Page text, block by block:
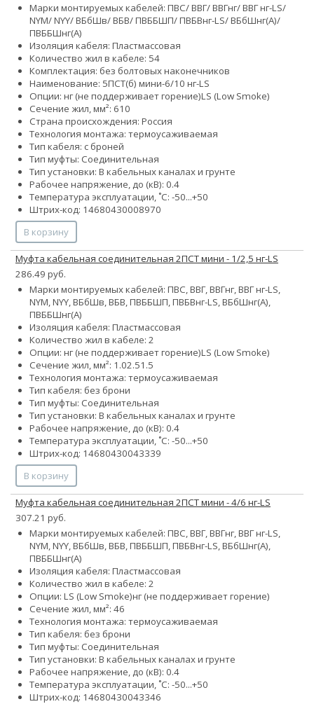
Марки монтируемых кабелей: ПВС/ ВВГ/ ВВГнг/ ВВГ нг-LS/
NYM/ NYY/ ВБбШв/ ВБВ/ ПВББШП/ ПВБВнг-LS/ ВБбШнг(А)/
ПВББШнг(А)
Изоляция кабеля: Пластмассовая
Количество жил в кабеле: 54
Комплектация: без болтовых наконечников
Наименование: 5ПСТ(б) мини-6/10 нг-LS
Опции: нг (не поддерживает горение)LS (Low Smoke)
Сечение жил, мм²: 610
Страна происхождения: Россия
Технология монтажа: термоусаживаемая
Тип кабеля: с броней
Тип муфты: Соединительная
Тип установки: В кабельных каналах и грунте
Рабочее напряжение, до (кВ): 0.4
Температура эксплуатации, ˚С: -50...+50
Штрих-код: 14680430008970
В корзину
Муфта кабельная соединительная 2ПСТ мини - 1/2,5 нг-LS
286.49 руб.
Марки монтируемых кабелей: ПВС, ВВГ, ВВГнг, ВВГ нг-LS,
NYM, NYY, ВБбШв, ВБВ, ПВББШП, ПВБВнг-LS, ВБбШнг(А),
ПВББШнг(А)
Изоляция кабеля: Пластмассовая
Количество жил в кабеле: 2
Опции: нг (не поддерживает горение)LS (Low Smoke)
Сечение жил, мм²: 1.02.51.5
Технология монтажа: термоусаживаемая
Тип кабеля: без брони
Тип муфты: Соединительная
Тип установки: В кабельных каналах и грунте
Рабочее напряжение, до (кВ): 0.4
Температура эксплуатации, ˚С: -50...+50
Штрих-код: 14680430043339
В корзину
Муфта кабельная соединительная 2ПСТ мини - 4/6 нг-LS
307.21 руб.
Марки монтируемых кабелей: ПВС, ВВГ, ВВГнг, ВВГ нг-LS,
NYM, NYY, ВБбШв, ВБВ, ПВББШП, ПВБВнг-LS, ВБбШнг(А),
ПВББШнг(А)
Изоляция кабеля: Пластмассовая
Количество жил в кабеле: 2
Опции: LS (Low Smoke)нг (не поддерживает горение)
Сечение жил, мм²: 46
Технология монтажа: термоусаживаемая
Тип кабеля: без брони
Тип муфты: Соединительная
Тип установки: В кабельных каналах и грунте
Рабочее напряжение, до (кВ): 0.4
Температура эксплуатации, ˚С: -50...+50
Штрих-код: 14680430043346